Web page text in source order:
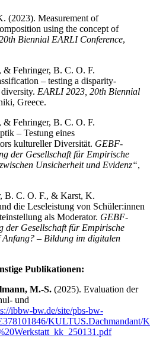
(2023). Measurement of
using the concept of
Biennial EARLI Conference,
& Fehringer, B. C. O. F.
– testing a disparity-
EARLI 2023, 20th Biennial
Greece.
& Fehringer, B. C. O. F.
– Testung eines
kultureller Diversität. GEBF-
der Gesellschaft für Empirische
Unsicherheit und Evidenz“,
B. C. O. F., & Karst, K.
die Leseleistung von Schüler:innen
als Moderator. GEBF-
der Gesellschaft für Empirische
– Bildung im digitalen
Publikationen:
M.-S. (2025). Evaluation der
und
ibbw-bw.de/site/pbs-bw-